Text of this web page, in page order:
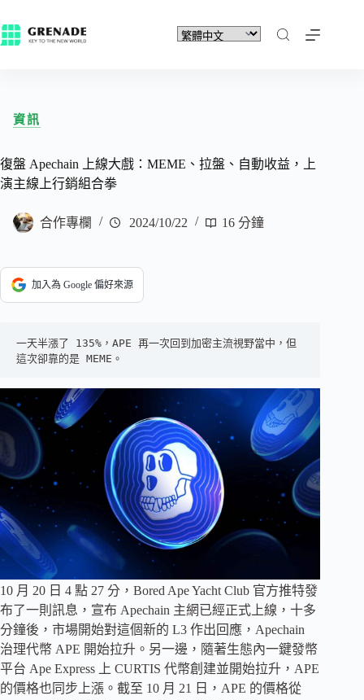
資訊
復盤 Apechain 上線大戲：MEME、拉盤、自動收益，上
演主線上行銷組合拳
合作專欄 2024/10/22 16 分鐘
加入為 Google 偏好來源
一天半漲了 135%，APE 再一次回到加密主流視野當中，但
這次卻靠的是 MEME。
10 月 20 日 4 點 27 分，Bored Ape Yacht Club 官方推特發
布了一則訊息，宣布 Apechain 主網已經正式上線，十多
分鐘後，市場開始對這個新的 L3 作出回應，Apechain
治理代幣 APE 開始拉升。另一邊，隨著生態內一鍵發幣
平台 Ape Express 上 CURTIS 代幣創建並開始拉升，APE
的價格也同步上漲。截至 10 月 21 日，APE 的價格從